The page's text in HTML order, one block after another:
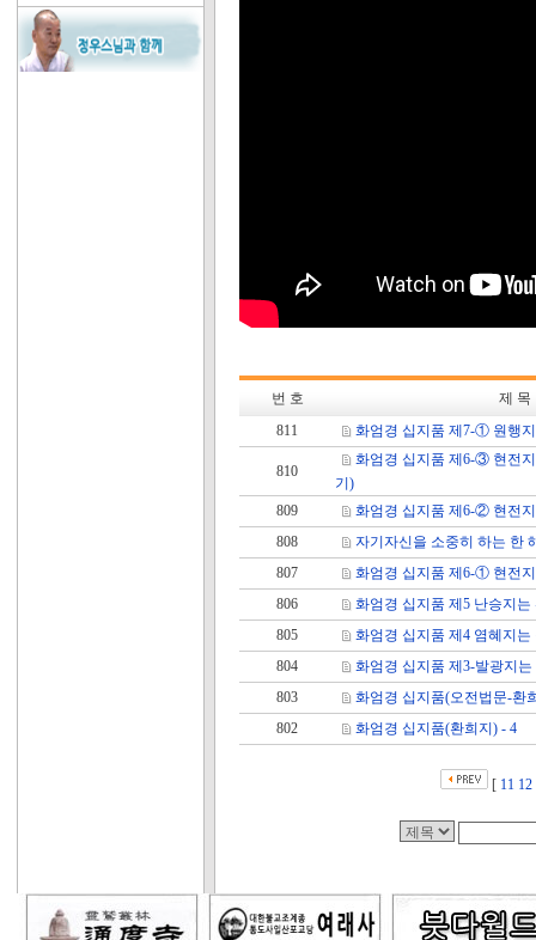
번 호
제 목
811
화엄경 십지품 제7-① 원행
810
화엄경 십지품 제6-③ 현전
기)
809
화엄경 십지품 제6-② 현전
808
자기자신을 소중히 하는 한
807
화엄경 십지품 제6-① 현전
806
화엄경 십지품 제5 난승지는
805
화엄경 십지품 제4 염혜지는
804
화엄경 십지품 제3-발광지
803
화엄경 십지품(오전법문-환
802
화엄경 십지품(환희지) - 4
[ 11 12